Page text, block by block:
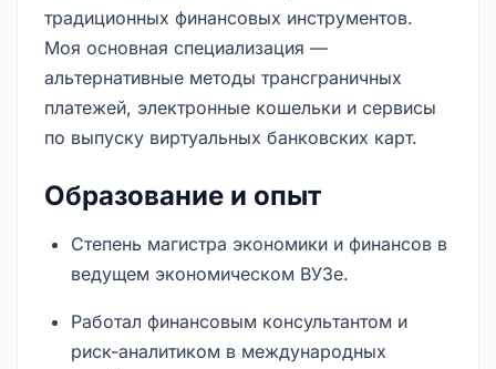
традиционных финансовых инструментов.
Моя основная специализация —
альтернативные методы трансграничных
платежей, электронные кошельки и сервисы
по выпуску виртуальных банковских карт.
Образование и опыт
Степень магистра экономики и финансов в
ведущем экономическом ВУЗе.
Работал финансовым консультантом и
риск-аналитиком в международных